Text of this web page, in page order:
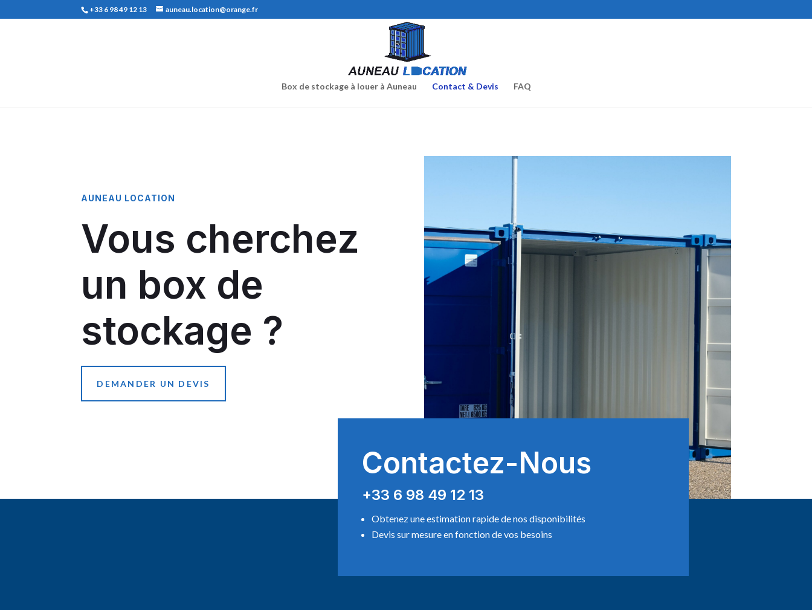
+33 6 98 49 12 13 auneau.location@orange.fr
Box de stockage à louer à Auneau Contact & Devis FAQ
AUNEAU LOCATION
Vous cherchez
un box de
stockage ?
DEMANDER UN DEVIS
Contactez-Nous
+33 6 98 49 12 13
Obtenez une estimation rapide de nos disponibilités
Devis sur mesure en fonction de vos besoins